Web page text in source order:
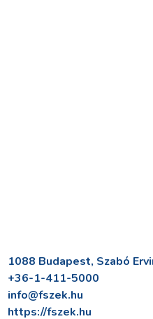
1088 Budapest, Szabó
+36-1-411-5000
info@fszek.hu
https://fszek.hu